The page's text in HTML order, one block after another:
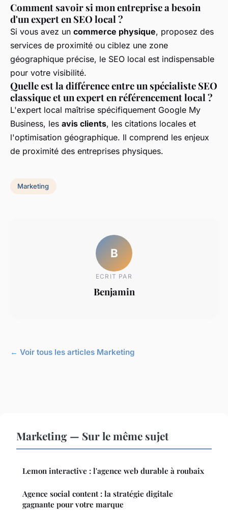
Comment savoir si mon entreprise a besoin
d'un expert en SEO local ?
Si vous avez un commerce physique, proposez des
services de proximité ou ciblez une zone
géographique précise, le SEO local est indispensable
pour votre visibilité.
Quelle est la différence entre un spécialiste SEO
classique et un expert en référencement local ?
L'expert local maîtrise spécifiquement Google My
Business, les avis clients, les citations locales et
l'optimisation géographique. Il comprend les enjeux
de proximité des entreprises physiques.
Marketing
B
ECRIT PAR
Benjamin
← Voir tous les articles Marketing
Marketing — Sur le même sujet
Lemon interactive : l'agence web durable à roubaix
Agence social content : la stratégie digitale
gagnante pour votre marque